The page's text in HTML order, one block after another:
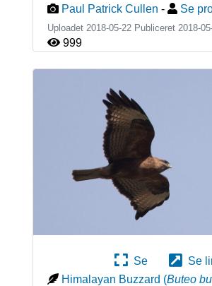
Paul Patrick Cullen - Se
Uploadet 2018-05-22 Publiceret 2018-
999
Se
Se
Himalayan Buzzard (Buteo